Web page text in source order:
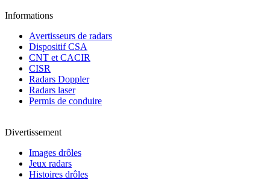
Informations
Avertisseurs de radars
Dispositif CSA
CNT et CACIR
CISR
Radars Doppler
Radars laser
Permis de conduire
Divertissement
Images drôles
Jeux radars
Histoires drôles